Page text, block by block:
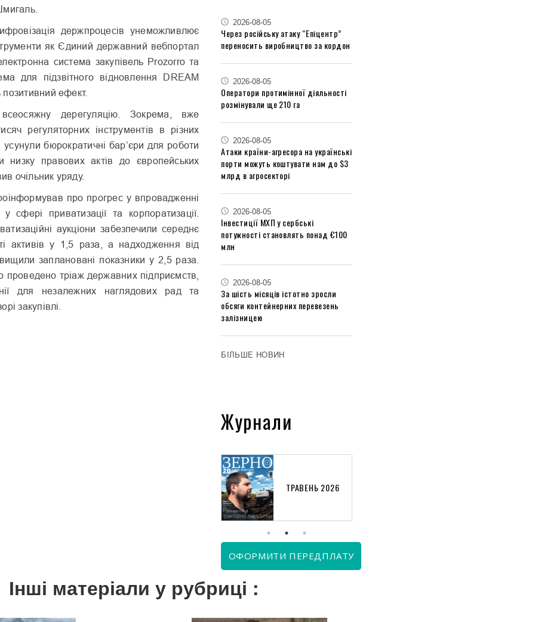
держпроцесів унеможливлює
як Єдиний державний вебпортал
система закупівель Prozorro та
для підзвітного відновлення DREAM
ефект.
дерегуляцію. Зокрема, вже
регуляторних інструментів в різних
бюрократичні бар’єри для роботи
низку правових актів до європейських
очільник уряду.
про прогрес у впровадженні
сфері приватизації та корпоратизації.
аукціони забезпечили середнє
активів у 1,5 раза, а надходження від
заплановані показники у 2,5 раза.
тріаж державних підприємств,
для незалежних наглядових рад та
закупівлі.
2026-08-05
Через російську атаку “Епіцентр”
переносить виробництво за кордон
2026-08-05
Оператори протимінної діяльності
розмінували ще 210 га
2026-08-05
Атаки країни-агресора на українські
порти можуть коштувати нам до $3
млрд в агросекторі
2026-08-05
Інвестиції МХП у сербські
потужності становлять понад €100
млн
2026-08-05
За шість місяців істотно зросли
обсяги контейнерних перевезень
залізницею
БІЛЬШЕ НОВИН
Журнали
ТРАВЕНЬ 2026
ОФОРМИТИ ПЕРЕДПЛАТУ
Інші матеріали у рубриці :